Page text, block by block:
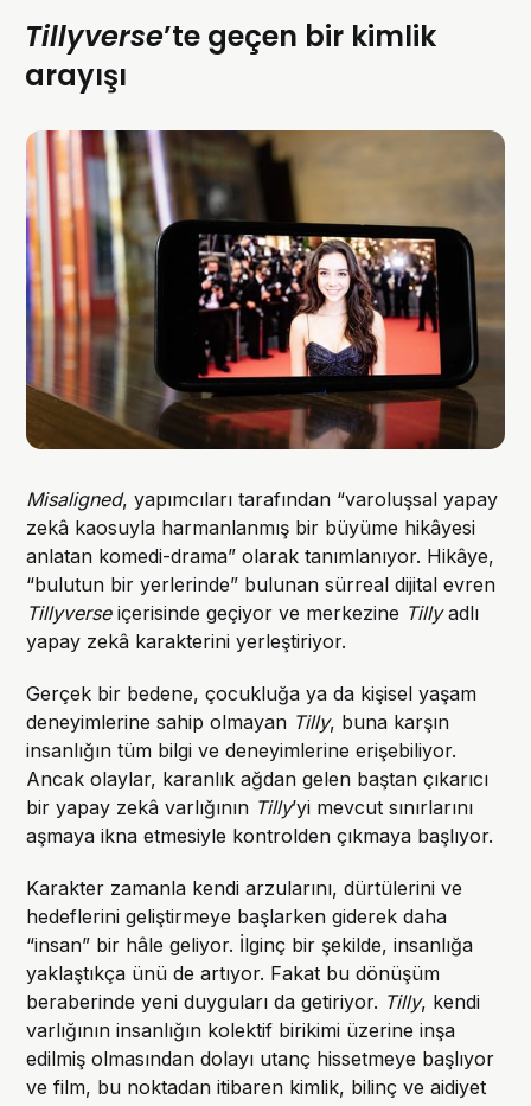
Tillyverse’te geçen bir kimlik
arayışı
Misaligned, yapımcıları tarafından “varoluşsal yapay
zekâ kaosuyla harmanlanmış bir büyüme hikâyesi
anlatan komedi-drama” olarak tanımlanıyor. Hikâye,
“bulutun bir yerlerinde” bulunan sürreal dijital evren
Tillyverseiçerisinde geçiyor ve merkezine Tillyadlı
yapay zekâ karakterini yerleştiriyor.
Gerçek bir bedene, çocukluğa ya da kişisel yaşam
deneyimlerine sahip olmayan Tilly, buna karşın
insanlığın tüm bilgi ve deneyimlerine erişebiliyor.
Ancak olaylar, karanlık ağdan gelen baştan çıkarıcı
bir yapay zekâ varlığının Tilly’yi mevcut sınırlarını
aşmaya ikna etmesiyle kontrolden çıkmaya başlıyor.
Karakter zamanla kendi arzularını, dürtülerini ve
hedeflerini geliştirmeye başlarken giderek daha
“insan” bir hâle geliyor. İlginç bir şekilde, insanlığa
yaklaştıkça ünü de artıyor. Fakat bu dönüşüm
beraberinde yeni duyguları da getiriyor. Tilly, kendi
varlığının insanlığın kolektif birikimi üzerine inşa
edilmiş olmasından dolayı utanç hissetmeye başlıyor
ve film, bu noktadan itibaren kimlik, bilinç ve aidiyet